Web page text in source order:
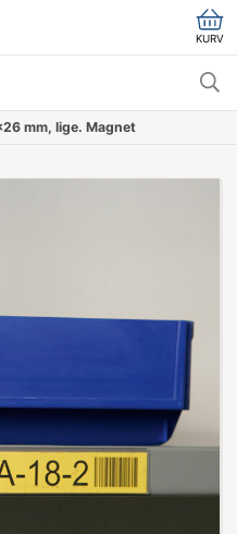
KURV
mm, lige. Magnet